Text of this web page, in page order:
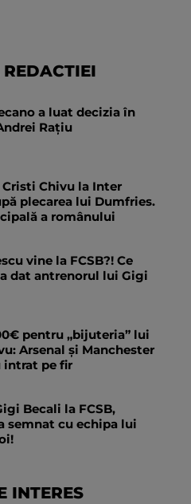
a luat decizia în
Rațiu
Chivu la Inter
plecarea lui Dumfries.
a românului
vine la FCSB?! Ce
dat antrenorul lui Gigi
pentru „bijuteria” lui
Arsenal și Manchester
intrat pe fir
Becali la FCSB,
semnat cu echipa lui
INTERES